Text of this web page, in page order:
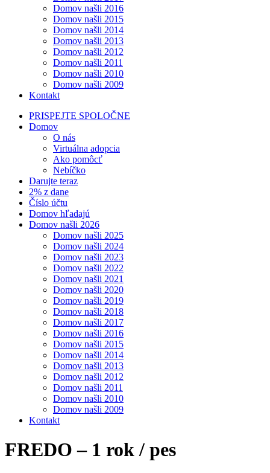
Domov našli 2016
Domov našli 2015
Domov našli 2014
Domov našli 2013
Domov našli 2012
Domov našli 2011
Domov našli 2010
Domov našli 2009
Kontakt
PRISPEJTE SPOLOČNE
Domov
O nás
Virtuálna adopcia
Ako pomôcť
Nebíčko
Darujte teraz
2% z dane
Číslo účtu
Domov hľadajú
Domov našli 2026
Domov našli 2025
Domov našli 2024
Domov našli 2023
Domov našli 2022
Domov našli 2021
Domov našli 2020
Domov našli 2019
Domov našli 2018
Domov našli 2017
Domov našli 2016
Domov našli 2015
Domov našli 2014
Domov našli 2013
Domov našli 2012
Domov našli 2011
Domov našli 2010
Domov našli 2009
Kontakt
FREDO – 1 rok / pes